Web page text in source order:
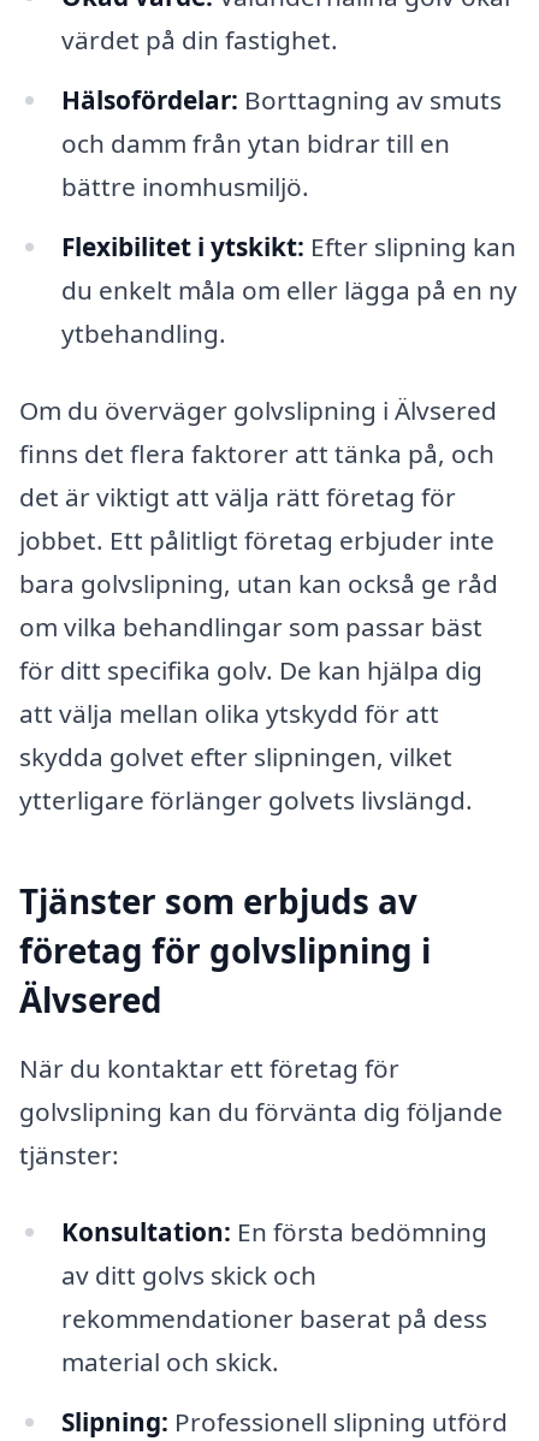
värdet på din fastighet.
Hälsofördelar: Borttagning av smuts
och damm från ytan bidrar till en
bättre inomhusmiljö.
Flexibilitet i ytskikt: Efter slipning kan
du enkelt måla om eller lägga på en ny
ytbehandling.
Om du överväger golvslipning i Älvsered
finns det flera faktorer att tänka på, och
det är viktigt att välja rätt företag för
jobbet. Ett pålitligt företag erbjuder inte
bara golvslipning, utan kan också ge råd
om vilka behandlingar som passar bäst
för ditt specifika golv. De kan hjälpa dig
att välja mellan olika ytskydd för att
skydda golvet efter slipningen, vilket
ytterligare förlänger golvets livslängd.
Tjänster som erbjuds av
företag för golvslipning i
Älvsered
När du kontaktar ett företag för
golvslipning kan du förvänta dig följande
tjänster:
Konsultation: En första bedömning
av ditt golvs skick och
rekommendationer baserat på dess
material och skick.
Slipning: Professionell slipning utförd